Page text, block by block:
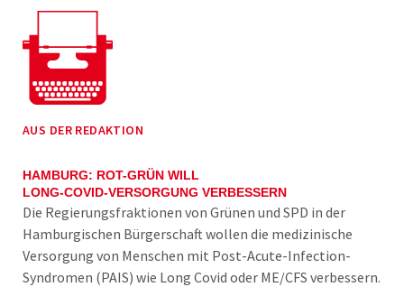
AUS DER REDAKTION
HAMBURG: ROT-GRÜN WILL
LONG-COVID-VERSORGUNG VERBESSERN
Die Regierungsfraktionen von Grünen und SPD in der
Hamburgischen Bürgerschaft wollen die medizinische
Versorgung von Menschen mit Post-Acute-Infection-
Syndromen (PAIS) wie Long Covid oder ME/CFS verbessern.